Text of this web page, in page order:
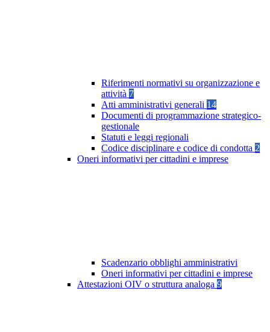
Riferimenti normativi su organizzazione e
attività 7
Atti amministrativi generali 14
Documenti di programmazione strategico-
gestionale
Statuti e leggi regionali
Codice disciplinare e codice di condotta 2
Oneri informativi per cittadini e imprese
Scadenzario obblighi amministrativi
Oneri informativi per cittadini e imprese
Attestazioni OIV o struttura analoga 9